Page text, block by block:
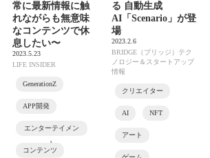
常に最新情報に触
れながらも無意味
なコンテンツで休
息したい〜
2023.5.23
LIFE INSIDER
GenerationZ
APP開発
エンターテイメン
ト
コンテンツ
る 自動生成
AI「Scenario」が登
場
2023.2.6
BRIDGE（ブリッジ）テク
ノロジー＆スタートアップ
情報
クリエイター
AI NFT
アート